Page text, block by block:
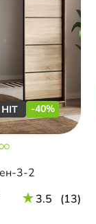
-40%
3-2
3.5 (13)